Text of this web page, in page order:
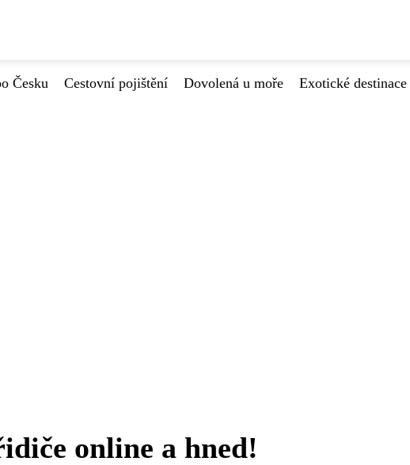
Česku Cestovní pojištění Dovolená u moře Exotické destinace
online a hned!